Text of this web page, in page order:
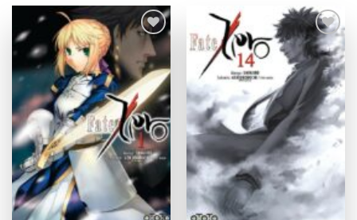
Ajouter
à la
wishlist
Ajouter
à la
wishlist